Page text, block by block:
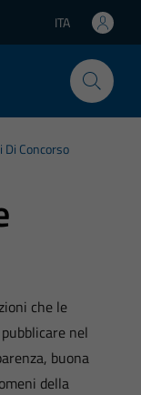
Lingua attiva:
ITA
Di Concorso
che le
nel
buona
della